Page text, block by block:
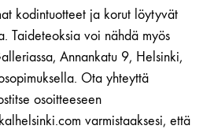
kodintuotteet ja korut löytyvät
Taideteoksia voi nähdä myös
Annankatu 9, Helsinki,
Ota yhteyttä
osoitteeseen
varmistaaksesi, että